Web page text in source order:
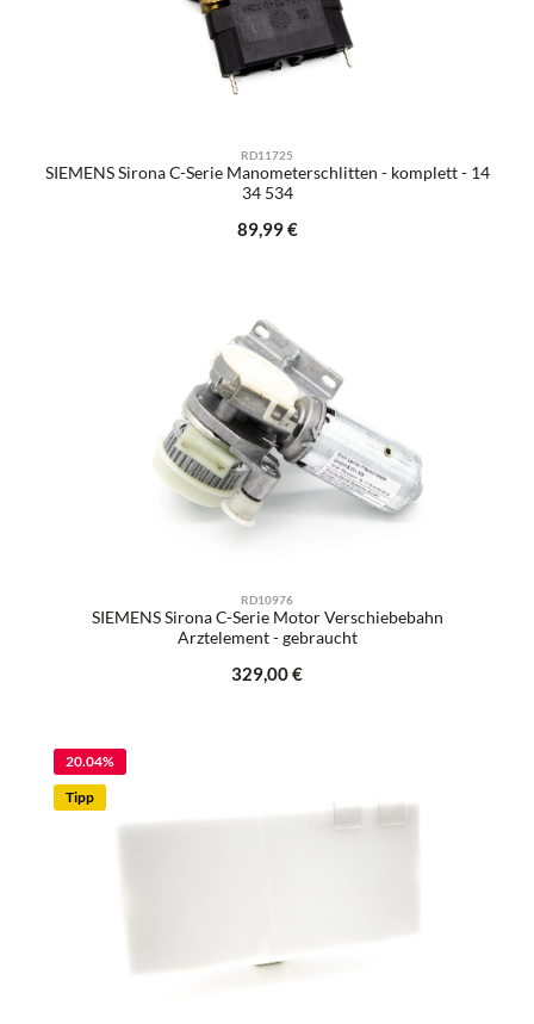
RD11725
SIEMENS Sirona C-Serie Manometerschlitten - komplett - 14
34 534
Regulärer Preis:
89,99 €
RD10976
SIEMENS Sirona C-Serie Motor Verschiebebahn
Arztelement - gebraucht
Regulärer Preis:
329,00 €
20.04%
Tipp